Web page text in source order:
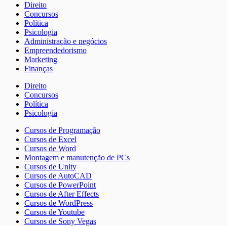
Direito
Concursos
Política
Psicologia
Administração e negócios
Empreendedorismo
Marketing
Finanças
Direito
Concursos
Política
Psicologia
Cursos de Programação
Cursos de Excel
Cursos de Word
Montagem e manutenção de PCs
Cursos de Unity
Cursos de AutoCAD
Cursos de PowerPoint
Cursos de After Effects
Cursos de WordPress
Cursos de Youtube
Cursos de Sony Vegas